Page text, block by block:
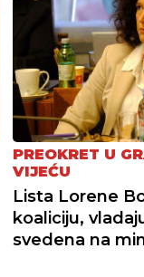
PREOKRET U
VIJEĆU
Lista Lorene
koaliciju,
svedena na